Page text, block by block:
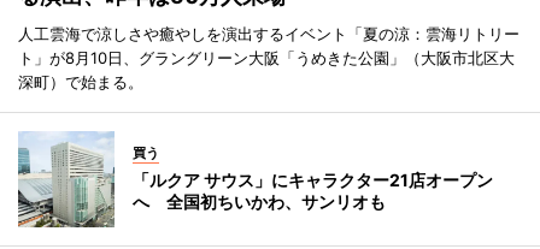
人工雲海で涼しさや癒やしを演出するイベント「夏の涼：雲海リトリー
ト」が8月10日、グラングリーン大阪「うめきた公園」（大阪市北区大
深町）で始まる。
買う
「ルクア サウス」にキャラクター21店オープン
へ 全国初ちいかわ、サンリオも